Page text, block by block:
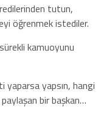
tutun,
öğrenmek istediler.
kamuoyunu
yaparsa yapsın, hangi
bir başkan…